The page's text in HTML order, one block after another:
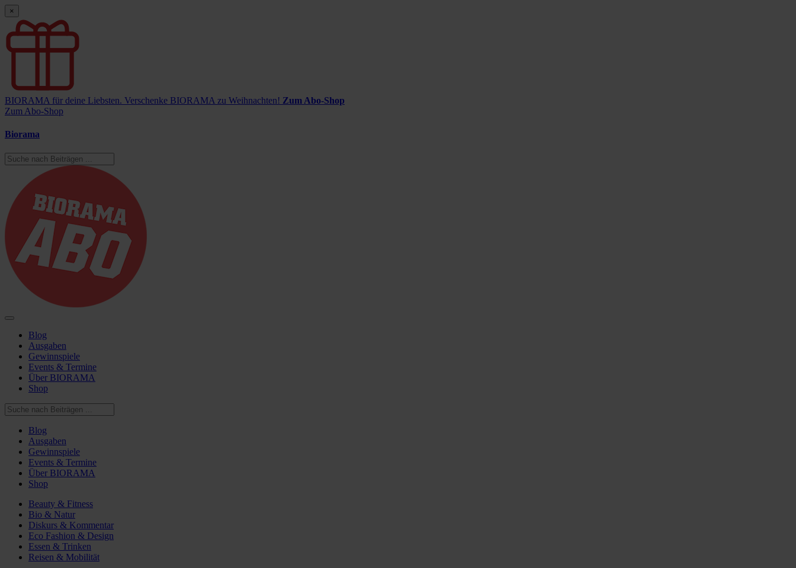
×
BIORAMA für deine Liebsten. Verschenke BIORAMA zu Weihnachten! Zum Abo-Shop
Zum Abo-Shop
Biorama
Blog
Ausgaben
Gewinnspiele
Events & Termine
Über BIORAMA
Shop
Blog
Ausgaben
Gewinnspiele
Events & Termine
Über BIORAMA
Shop
Beauty & Fitness
Bio & Natur
Diskurs & Kommentar
Eco Fashion & Design
Essen & Trinken
Reisen & Mobilität